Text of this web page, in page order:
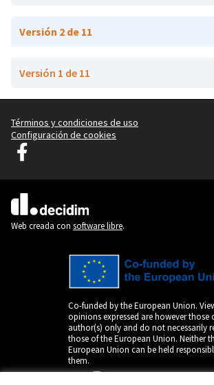
Versión 2 de 11
Versión 1 de 11
Términos y condiciones de uso
Configuración de cookies
Graz Gemeinsam Gestalten en Facebook
(Enlace externo)
Web creada con software libre.
Co-funded by the European Union.
opinions expressed are however those
author(s) only and do not necessarily
those of the European Union. Neither
European Union can be held
them.